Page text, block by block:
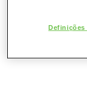
CONSULTORIA
Definições